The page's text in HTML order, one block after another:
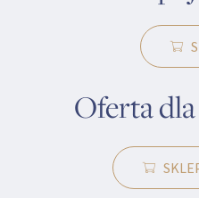
Oferta